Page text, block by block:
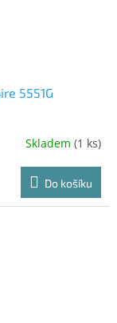
5551G
Skladem (1 ks)
Do košíku